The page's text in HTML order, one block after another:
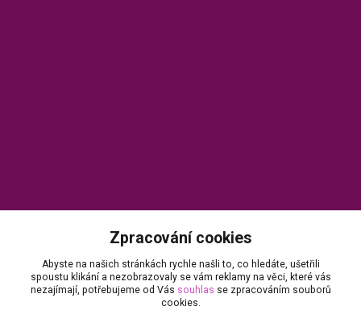
Zákaznický servis X-NAILS.cz
Zpracování cookies
Abyste na našich stránkách rychle našli to, co hledáte, ušetřili
spoustu klikání a nezobrazovaly se vám reklamy na věci, které vás
nezajímají, potřebujeme od Vás souhlas se zpracováním souborů
cookies.